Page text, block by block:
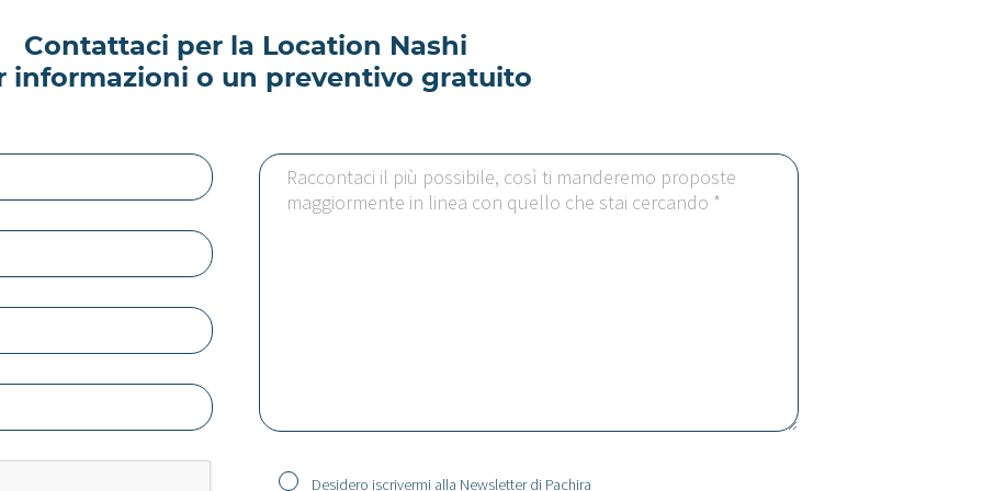
Contattaci per la Location Nashi
informazioni o un preventivo gratuito
Desidero iscrivermi alla Newsletter di Pachira